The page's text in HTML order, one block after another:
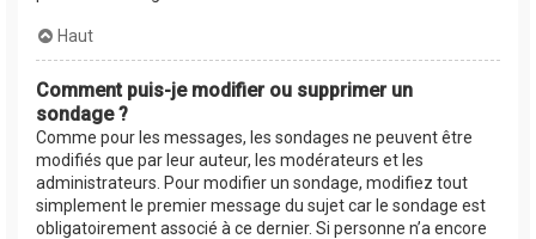
Haut
Comment puis-je modifier ou supprimer un
sondage ?
Comme pour les messages, les sondages ne peuvent être
modifiés que par leur auteur, les modérateurs et les
administrateurs. Pour modifier un sondage, modifiez tout
simplement le premier message du sujet car le sondage est
obligatoirement associé à ce dernier. Si personne n’a encore